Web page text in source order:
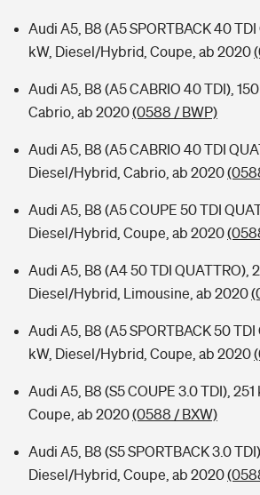
Audi A5, B8 (A5 SPORTBACK 40 TDI
kW, Diesel/Hybrid, Coupe, ab 2020
Audi A5, B8 (A5 CABRIO 40 TDI),
Cabrio, ab 2020(0588 / BWP)
Audi A5, B8 (A5 CABRIO 40 TDI
Diesel/Hybrid, Cabrio, ab 2020
Audi A5, B8 (A5 COUPE 50 TDI
Diesel/Hybrid, Coupe, ab 2020
Audi A5, B8 (A4 50 TDI QUATTRO),
Diesel/Hybrid, Limousine, ab 2020
Audi A5, B8 (A5 SPORTBACK 50 TDI
kW, Diesel/Hybrid, Coupe, ab 2020
Audi A5, B8 (S5 COUPE 3.0 TDI),
Coupe, ab 2020(0588 / BXW)
Audi A5, B8 (S5 SPORTBACK 3.0
Diesel/Hybrid, Coupe, ab 2020